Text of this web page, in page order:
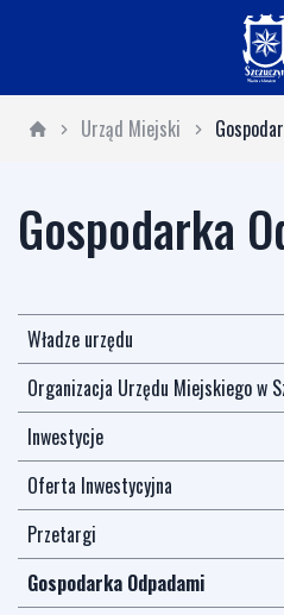
Urząd Miejski
Gospodarka
Władze urzędu
Organizacja Urzędu Miejskiego w
Inwestycje
Oferta Inwestycyjna
Przetargi
Gospodarka Odpadami